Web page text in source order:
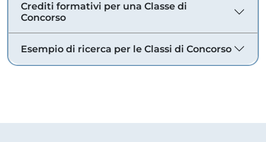
Crediti formativi per una Classe di
Concorso
Esempio di ricerca per le Classi di Concorso